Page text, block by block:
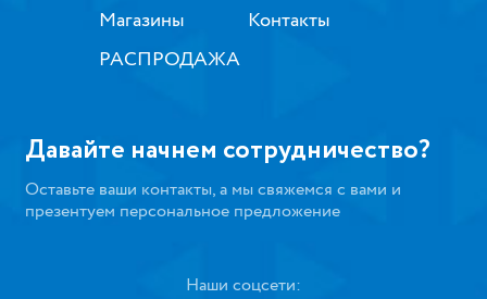
Магазины
РАСПРОДАЖА
Контакты
Давайте начнем сотрудничество?
Оставьте ваши контакты, а мы свяжемся с вами и
презентуем персональное предложение
Наши соцсети: